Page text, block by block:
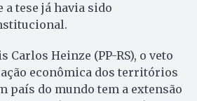
a tese já havia sido
Carlos Heinze (PP-RS), o veto
econômica dos territórios
país do mundo tem a extensão